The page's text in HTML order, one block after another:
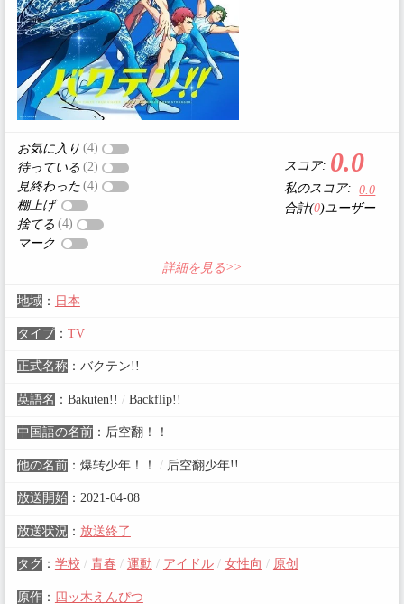
お気に入り (4)
待っている (2)
見終わった (4)
棚上げ
捨てる (4)
マーク
スコア: 0.0
私のスコア:
0.0
合計(0)ユーザー
詳細を見る>>
地域： 日本
タイプ： TV
正式名称： バクテン!!
英語名 ： Bakuten!! /Backflip!!
中国語の名前： 后空翻！！
他の名前： 爆转少年！！ /后空翻少年!!
放送開始： 2021-04-08
放送状況 ： 放送終了
タグ： 学校 / 青春 / 運動 / アイドル / 女性向 / 原创
原作： 四ッ木えんぴつ